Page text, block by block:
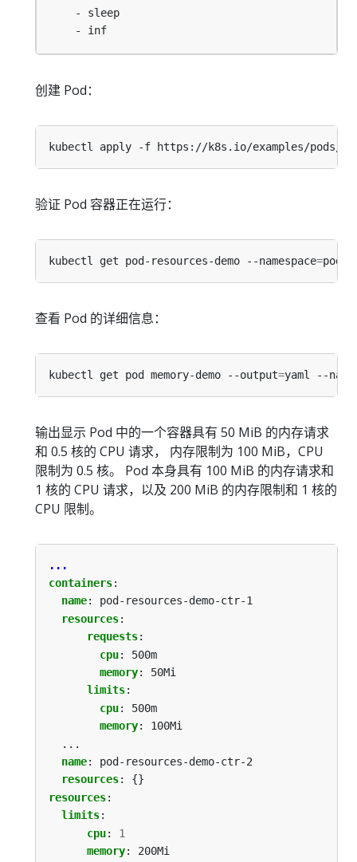
- sleep
- inf
创建 Pod：
kubectl apply -f https://k8s.io/examples/pods/
验证 Pod 容器正在运行：
kubectl get pod-resources-demo --namespace=
查看 Pod 的详细信息：
kubectl get pod memory-demo --output=yaml --
输出显示 Pod 中的一个容器具有 50 MiB 的内存请求
和 0.5 核的 CPU 请求， 内存限制为 100 MiB，CPU
限制为 0.5 核。 Pod 本身具有 100 MiB 的内存请求和
1 核的 CPU 请求，以及 200 MiB 的内存限制和 1 核的
CPU 限制。
...
containers:
name:
pod-resources-demo-ctr-1
resources:
requests:
cpu:
500m
memory:
50Mi
limits:
cpu:
500m
memory:
100Mi
...
name:
pod-resources-demo-ctr-2
resources:
{}
resources:
limits:
cpu:
1
memory:
200Mi